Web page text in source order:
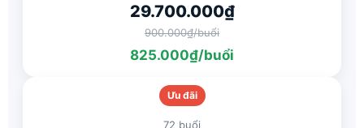
29.700.000₫
900.000₫/buổi
825.000₫/buổi
Ưu đãi
72 buổi